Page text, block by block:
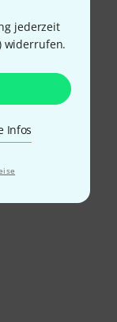
jederzeit
widerrufen.
Infos